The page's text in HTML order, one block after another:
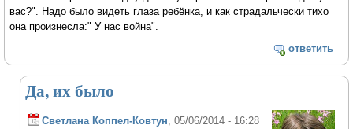
вас?". Надо было видеть глаза ребёнка, и как страдальчески тихо
она произнесла:" У нас война".
ответить
Да, их было
Светлана Коппел-Ковтун , 05/06/2014 - 16:28